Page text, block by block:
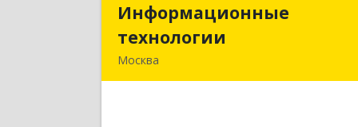
Информационные
технологии
Москва
Информационные